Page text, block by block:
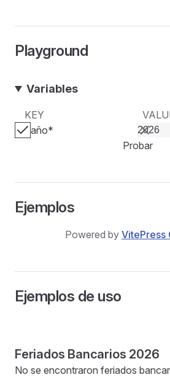
Playground
Variables
KEY
año*
Probar
Ejemplos
Powered by VitePress
Ejemplos de uso
Feriados Bancarios 2026
No se encontraron feriados